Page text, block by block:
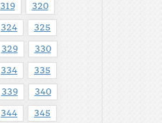
319 320
324 325
329 330
334 335
339 340
344 345